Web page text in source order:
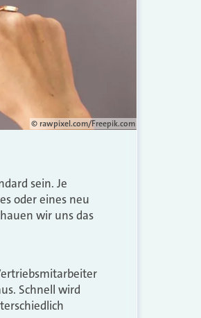
© rawpixel.com/Freepik.com
sein. Je
oder eines neu
wir uns das
Schnell wird